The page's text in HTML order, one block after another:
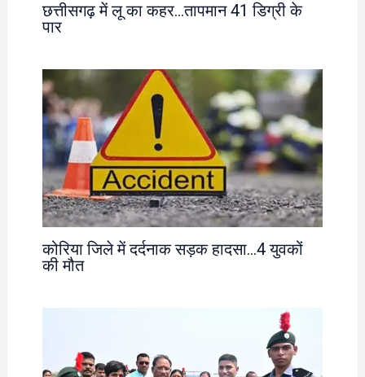
छत्तीसगढ़ में लू का कहर…तापमान 41 डिग्री के
पार
कोरिया जिले में दर्दनाक सड़क हादसा…4 युवकों
की मौत